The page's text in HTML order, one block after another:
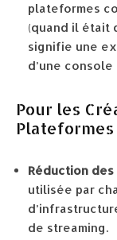
plateformes
(quand il était
signifie une
d’une
Pour les
Plateformes
Réduction
utilisée par
de streaming.